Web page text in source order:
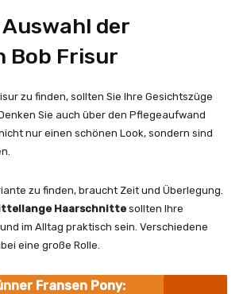
der
Bob Frisur
zu finden, sollten Sie Ihre Gesichtszüge
Sie auch über den Pflegeaufwand
nur einen schönen Look, sondern sind
zu finden, braucht Zeit und Überlegung.
Haarschnitte sollten Ihre
im Alltag praktisch sein. Verschiedene
eine große Rolle.
Fransen Pony: